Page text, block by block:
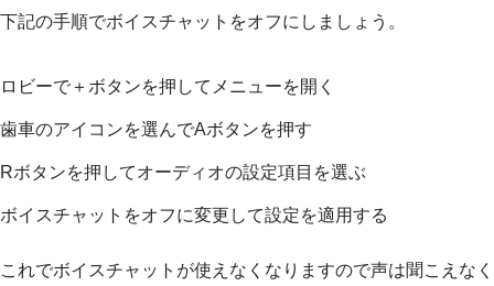
下記の手順でボイスチャットをオフにしましょう。
ロビーで＋ボタンを押してメニューを開く
歯車のアイコンを選んでAボタンを押す
Rボタンを押してオーディオの設定項目を選ぶ
ボイスチャットをオフに変更して設定を適用する
これでボイスチャットが使えなくなりますので声は聞こえなく